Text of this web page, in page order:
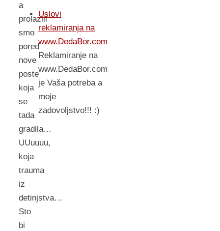
a
prolazili
smo
pored
nove
poste
koja
se
tada
gradila…
UUuuuu,
koja
trauma
iz
detinjstva…
Sto
bi
Uslovi
reklamiranja na
www.DedaBor.com
Reklamiranje na
www.DedaBor.com
je Vaša potreba a
moje
zadovoljstvo!!! :)